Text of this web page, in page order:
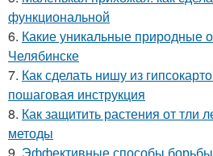
функциональной
6. Какие уникальные природные
Челябинске
7. Как сделать нишу из
пошаговая инструкция
8. Как защитить растения от тли
методы
9. Эффективные способы борьбы